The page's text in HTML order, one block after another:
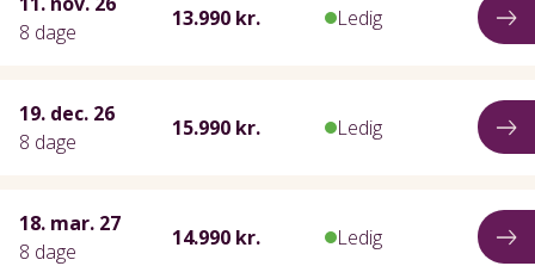
8 dage
13.990 kr. Ledig
19. dec. 26
8 dage
15.990 kr. Ledig
18. mar. 27
8 dage
14.990 kr. Ledig